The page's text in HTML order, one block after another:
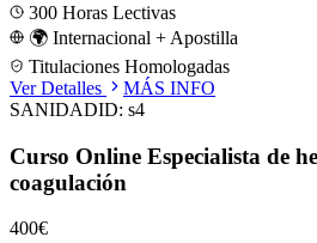
300 Horas Lectivas
🌍 Internacional + Apostilla
Titulaciones Homologadas
Ver Detalles
MÁS INFO
SANIDADID: s4
Curso Online Especialista de
coagulación
400€